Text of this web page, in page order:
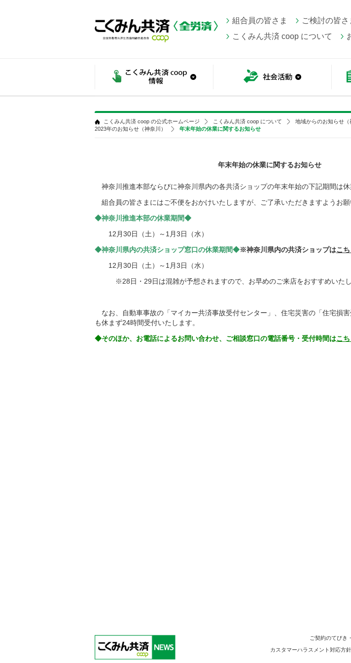
組合員の皆さま ご検討の皆さ
こくみん共済 coop について
こくみん共済 coop の公式ホームページ こくみん共済 coop について
地域からのお知らせ（
2023年のお知らせ（神奈川）
年末年始の休業に関するお知らせ
年末年始の休業に関するお知らせ
神奈川推進本部ならびに神奈川県内の各共済ショップの年末年始の下記期間は休
組合員の皆さまにはご不便をおかけいたしますが、ご了承いただきますようお願
◆神奈川推進本部の休業期間◆
12月30日（土）～1月3日（水）
◆神奈川県内の共済ショップ窓口の休業期間◆※神奈川県内の共済ショップはこ
12月30日（土）～1月3日（水）
※28日・29日は混雑が予想されますので、お早めのご来店をおすすめいたし
なお、自動車事故の「マイカー共済事故受付センター」、住宅災害の「住宅損
も休まず24時間受付いたします。
◆そのほか、お電話によるお問い合わせ、ご相談窓口の電話番号・受付時間はこ
ご契約のてびき
カスタマーハラスメント対応方針